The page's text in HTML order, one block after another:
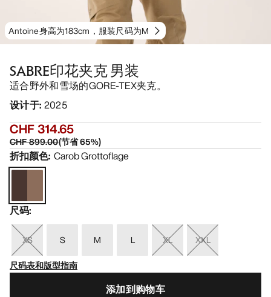
Antoine身高为183cm，服装尺码为M
SABRE印花夹克 男装
适合野外和雪场的GORE-TEX夹克。
设计于: 2025
CHF 314.65
CHF 899.00(节省65%)
折扣颜色: Carob Grottoflage
尺码:
XS S M L XL
XXL
尺码表和版型指南
添加到购物车